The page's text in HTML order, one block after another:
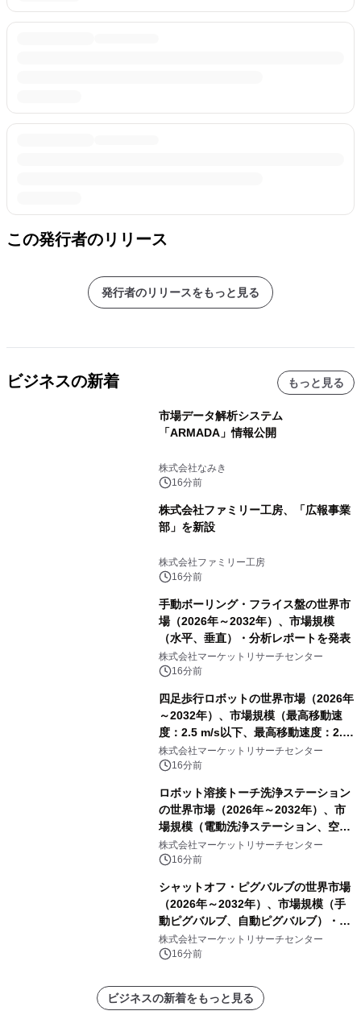
この発行者のリリース
発行者のリリースをもっと見る
ビジネスの新着 もっと見る
市場データ解析システム
「ARMADA」情報公開
株式会社なみき
16分前
株式会社ファミリー工房、「広報事業
部」を新設
株式会社ファミリー工房
16分前
手動ボーリング・フライス盤の世界市
場（2026年～2032年）、市場規模
（水平、垂直）・分析レポートを発表
株式会社マーケットリサーチセンター
16分前
四足歩行ロボットの世界市場（2026年
～2032年）、市場規模（最高移動速
度：2.5 m/s以下、最高移動速度：2.5
m/s超）・分析レポートを発表
株式会社マーケットリサーチセンター
16分前
ロボット溶接トーチ洗浄ステーション
の世界市場（2026年～2032年）、市
場規模（電動洗浄ステーション、空圧
洗浄ステーション）・分析レポートを
発表
株式会社マーケットリサーチセンター
16分前
シャットオフ・ピグバルブの世界市場
（2026年～2032年）、市場規模（手
動ピグバルブ、自動ピグバルブ）・分
析レポートを発表
株式会社マーケットリサーチセンター
16分前
ビジネスの新着をもっと見る